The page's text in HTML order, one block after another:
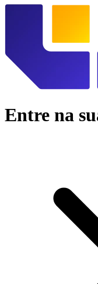
Entre na